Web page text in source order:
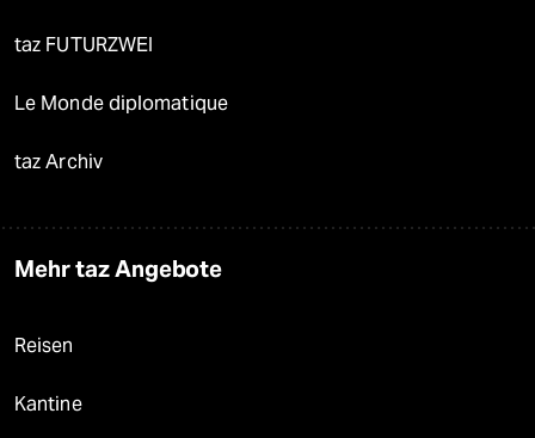
taz FUTURZWEI
Le Monde diplomatique
taz Archiv
Mehr taz Angebote
Reisen
Kantine